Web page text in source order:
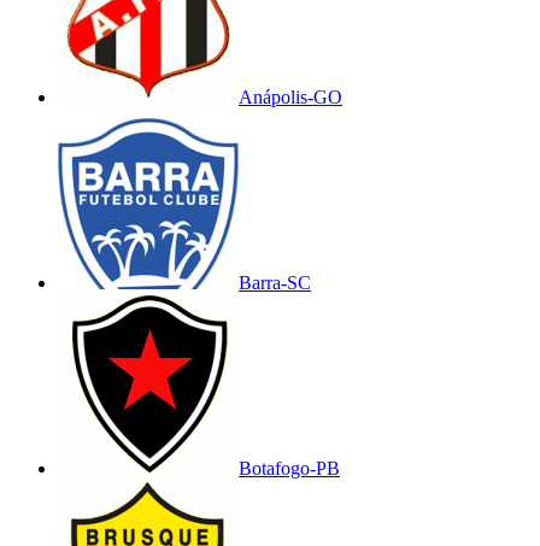
Anápolis-GO
Barra-SC
Botafogo-PB